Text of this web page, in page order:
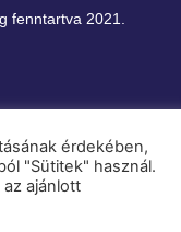
fenntartva 2021.
érdekében,
"Sütitek" használ.
ajánlott